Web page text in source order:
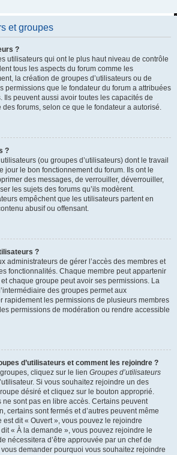
et groupes
?
utilisateurs qui ont le plus haut niveau de contrôle
tous les aspects du forum comme les
la création de groupes d’utilisateurs ou de
permissions que le fondateur du forum a attribuées
Ils peuvent aussi avoir toutes les capacités de
des forums, selon ce que le fondateur a autorisé.
?
(ou groupes d’utilisateurs) dont le travail
jour le bon fonctionnement du forum. Ils ont le
des messages, de verrouiller, déverrouiller,
les sujets des forums qu’ils modèrent.
empêchent que les utilisateurs partent en
abusif ou offensant.
?
administrateurs de gérer l’accès des membres et
fonctionnalités. Chaque membre peut appartenir
chaque groupe peut avoir ses permissions. La
des groupes permet aux
rapidement les permissions de plusieurs membres
permissions de modération ou rendre accessible
d’utilisateurs et comment les rejoindre ?
cliquez sur le lien Groupes d’utilisateurs
Si vous souhaitez rejoindre un des
désiré et cliquez sur le bouton approprié.
ne sont pas en libre accès. Certains peuvent
certains sont fermés et d’autres peuvent même
dit « Ouvert », vous pouvez le rejoindre
« À la demande », vous pouvez rejoindre le
nécessitera d’être approuvée par un chef de
demander pourquoi vous souhaitez rejoindre